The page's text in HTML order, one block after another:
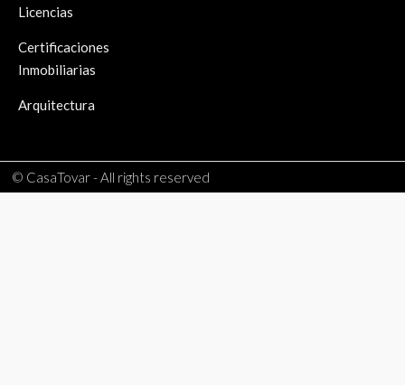
Licencias
Certificaciones
Inmobiliarias
Arquitectura
© CasaTovar - All rights reserved